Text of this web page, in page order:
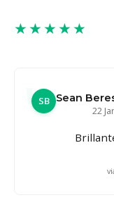
★★★★★
SB Sean
22